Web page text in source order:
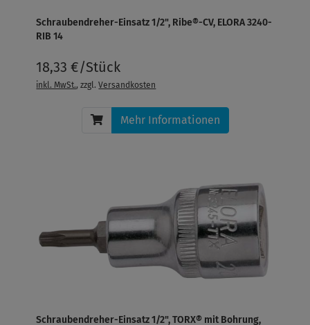
Schraubendreher-Einsatz 1/2", Ribe®-CV, ELORA 3240-
RIB 14
18,33 €/Stück
inkl. MwSt., zzgl.Versandkosten
Mehr Informationen
Schraubendreher-Einsatz 1/2", TORX® mit Bohrung,